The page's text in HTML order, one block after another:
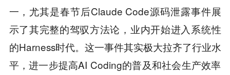
一，尤其是春节后Claude Code源码泄露事件展
示了其完整的驾驭方法论，业内开始进入系统性
的Harness时代。这一事件其实极大拉齐了行业水
平，进一步提高AI Coding的普及和社会生产效率